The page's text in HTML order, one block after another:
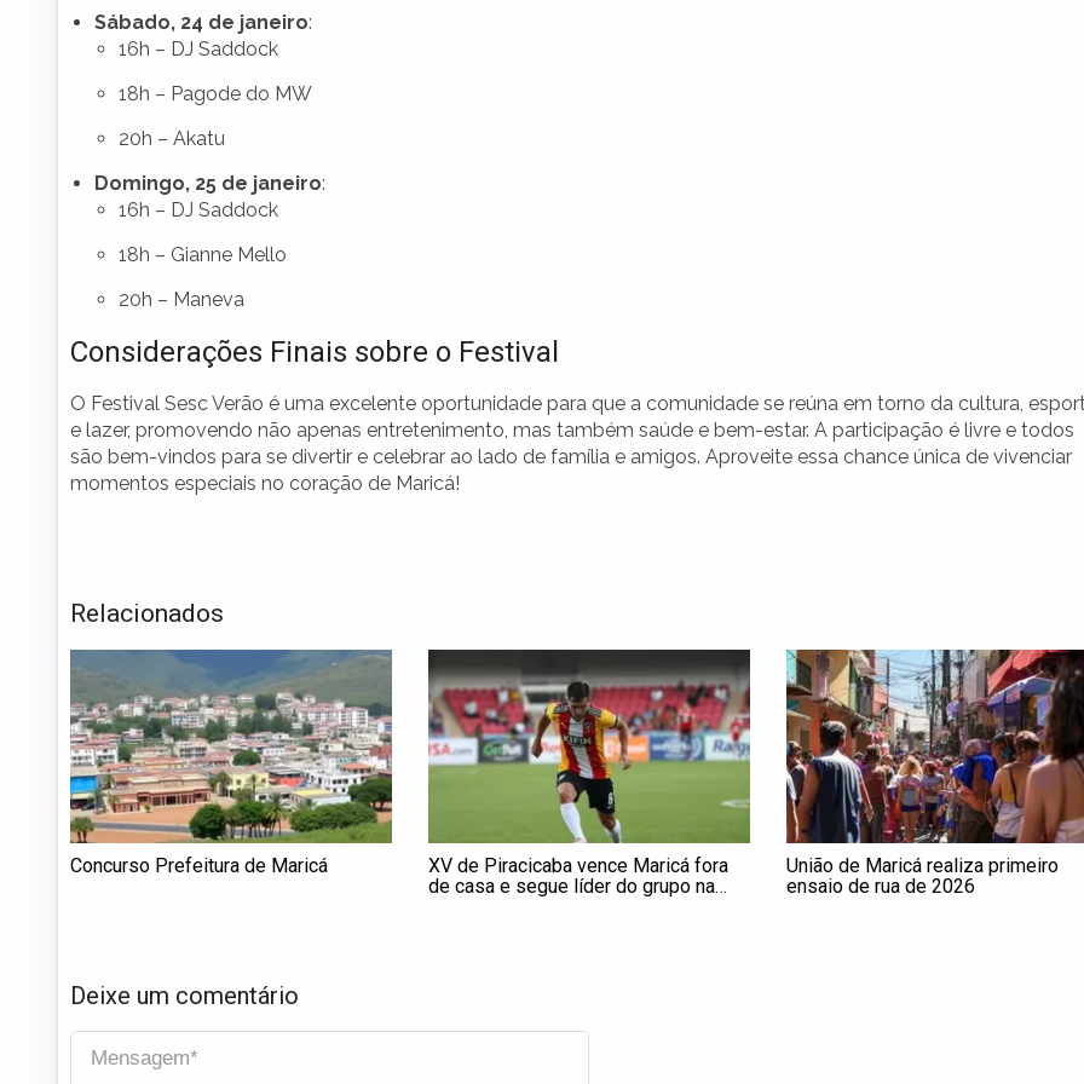
Sábado, 24 de janeiro:
16h – DJ Saddock
18h – Pagode do MW
20h – Akatu
Domingo, 25 de janeiro:
16h – DJ Saddock
18h – Gianne Mello
20h – Maneva
Considerações Finais sobre o Festival
O Festival Sesc Verão é uma excelente oportunidade para que a comunidade se reúna em torno da cultura,
e lazer, promovendo não apenas entretenimento, mas também saúde e bem-estar. A participação é livre e todos
são bem-vindos para se divertir e celebrar ao lado de família e amigos. Aproveite essa chance única de vivenciar
momentos especiais no coração de Maricá!
Relacionados
Concurso Prefeitura de Maricá
XV de Piracicaba vence Maricá fora
de casa e segue líder do grupo na
União de Maricá realiza primeiro
ensaio de rua de 2026
Deixe um comentário